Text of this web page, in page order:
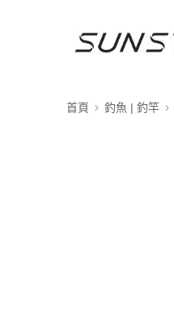
首頁 釣魚 | 釣竿